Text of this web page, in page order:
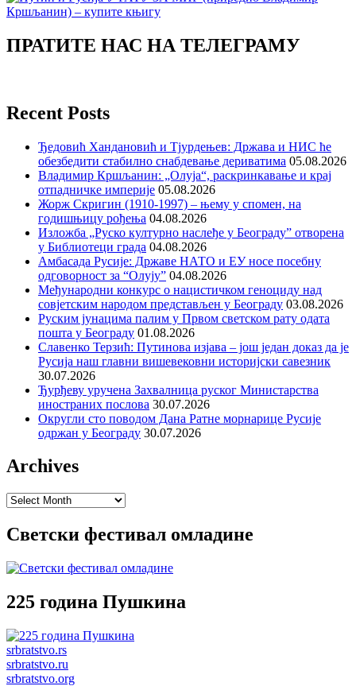
ПРАТИТЕ НАС НА ТЕЛЕГРАМУ
Recent Posts
Ђедовић Хандановић и Тјурдењев: Држава и НИС ће
обезбедити стабилно снабдевање дериватима 05.08.2026
Владимир Кршљанин: „Олуја“, раскринкавање и крај
отпадничке империје 05.08.2026
Жорж Скригин (1910-1997) – њему у спомен, на
годишњицу рођења 04.08.2026
Изложба „Руско културно наслеђе у Београду” отворена
у Библиотеци града 04.08.2026
Амбасада Русије: Државе НАТО и ЕУ носе посебну
одговорност за “Олују” 04.08.2026
Међународни конкурс о нацистичком геноциду над
совјетским народом представљен у Београду 03.08.2026
Руским јунацима палим у Првом светском рату одата
пошта у Београду 01.08.2026
Славенко Терзић: Путинова изјава – још један доказ да је
Русија наш главни вишевековни историјски савезник
30.07.2026
Ђурђеву уручена Захвалница руског Министарства
иностраних послова 30.07.2026
Округли сто поводом Дана Ратне морнарице Русије
одржан у Београду 30.07.2026
Archives
Archives
Светски фестивал омладине
225 година Пушкина
srbratstvo.rs
srbratstvo.ru
srbratstvo.org